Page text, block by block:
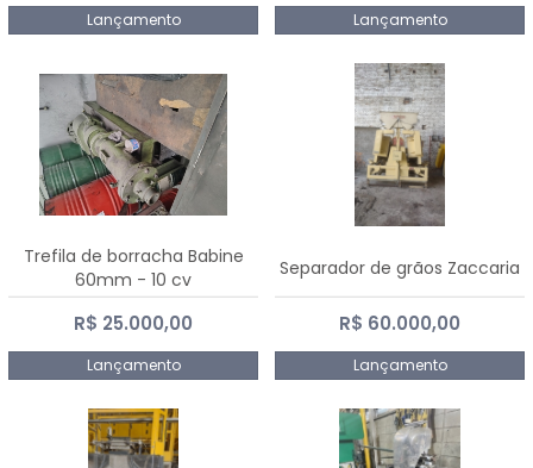
Lançamento Lançamento
Trefila de borracha Babine
60mm - 10 cv
R$ 25.000,00
Lançamento
Separador de grãos Zaccaria
R$ 60.000,00
Lançamento